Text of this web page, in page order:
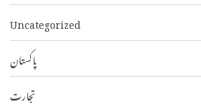
Uncategorized
پاکستان
تجارت